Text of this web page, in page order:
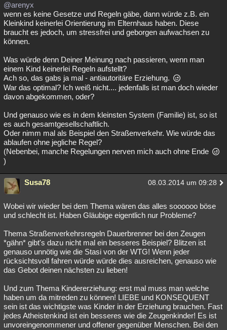
@arenyx
wenn es keine Gesetze und Regeln gäbe, dann würde z.B. ein
Kleinkind keinerlei Orientierung im Elternhaus haben. Diese
braucht es jedoch, um stressfrei und geborgen aufwachsen zu
können.
Was würde denn Deiner Meinung nach passieren, wenn man
einem Kind keinerlei Regeln aufstellt?
Ach so, das gabs ja mal - antiautoritäre Erziehung.
War das optimal? Ich weiß nicht.... jedenfalls ist man doch wieder
davon abgekommen, oder?
Und genauso wie es in dem kleinsten System (Familie) ist, so ist
es auch gesamtgesellschaftlich.
Oder nimm mal als Beispiel den Straßenverkehr. Wie würde das
ablaufen ohne jegliche Regel?
(Nebenbei, manche Regelungen nerven mich auch ohne Ende
)
Susa78 08.03.2014 um 09:28
Wobei wir wieder bei dem Thema wären das alles soooooo böse
und schlecht ist. Haben Gläubige eigentlich nur Probleme?
Thema Straßenverkehrsregeln Dauerbrenner bei den Zeugen
*gähn* gibt's dazu nicht mal ein besseres Beispiel? Blitzen ist
genauso unnötig wie die Stasi von der WTG! Wenn jeder
rücksichtsvoll fahren würde würde dies ausreichen, genauso wie
das Gebot deinen nächsten zu lieben!
Und zum Thema Kindererziehung: erst mal muss man welche
haben um da mitreden zu können! LIEBE und KONSEQUENT
sein ist das wichtigste was Kinder in der Erziehung brauchen. Fast
jedes Atheistenkind ist ein besseres wie die Zeugenkinder! Es ist
unvoreingenommener und offener gegenüber Menschen. Bei den